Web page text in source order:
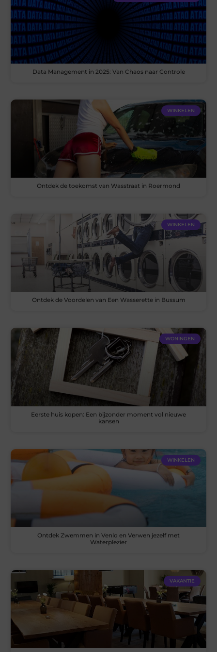
Data Management in 2025: Van Chaos naar Controle
WINKELEN
Ontdek de toekomst van Wasstraat in Roermond
WINKELEN
Ontdek de Voordelen van Een Wasserette in Bussum
WONINGEN
Eerste huis kopen: Een bijzonder moment vol nieuwe
kansen
WINKELEN
Ontdek Zwemmen in Venlo en Verwen jezelf met
Waterplezier
VAKANTIE